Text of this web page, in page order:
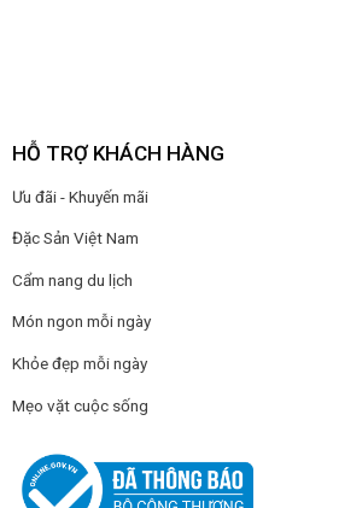
HỖ TRỢ KHÁCH HÀNG
Ưu đãi - Khuyến mãi
Đặc Sản Việt Nam
Cẩm nang du lịch
Món ngon mỗi ngày
Khỏe đẹp mỗi ngày
Mẹo vặt cuộc sống